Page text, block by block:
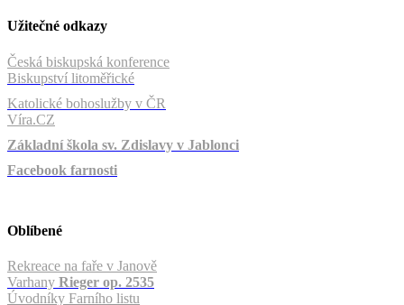
Užitečné odkazy
Česká biskupská konference
Biskupství litoměřické
Katolické bohoslužby v ČR
Víra.CZ
Základní škola sv. Zdislavy v Jablonci
Facebook farnosti
Oblíbené
Rekreace na faře v Janově
Varhany Rieger op. 2535
Úvodníky Farního listu